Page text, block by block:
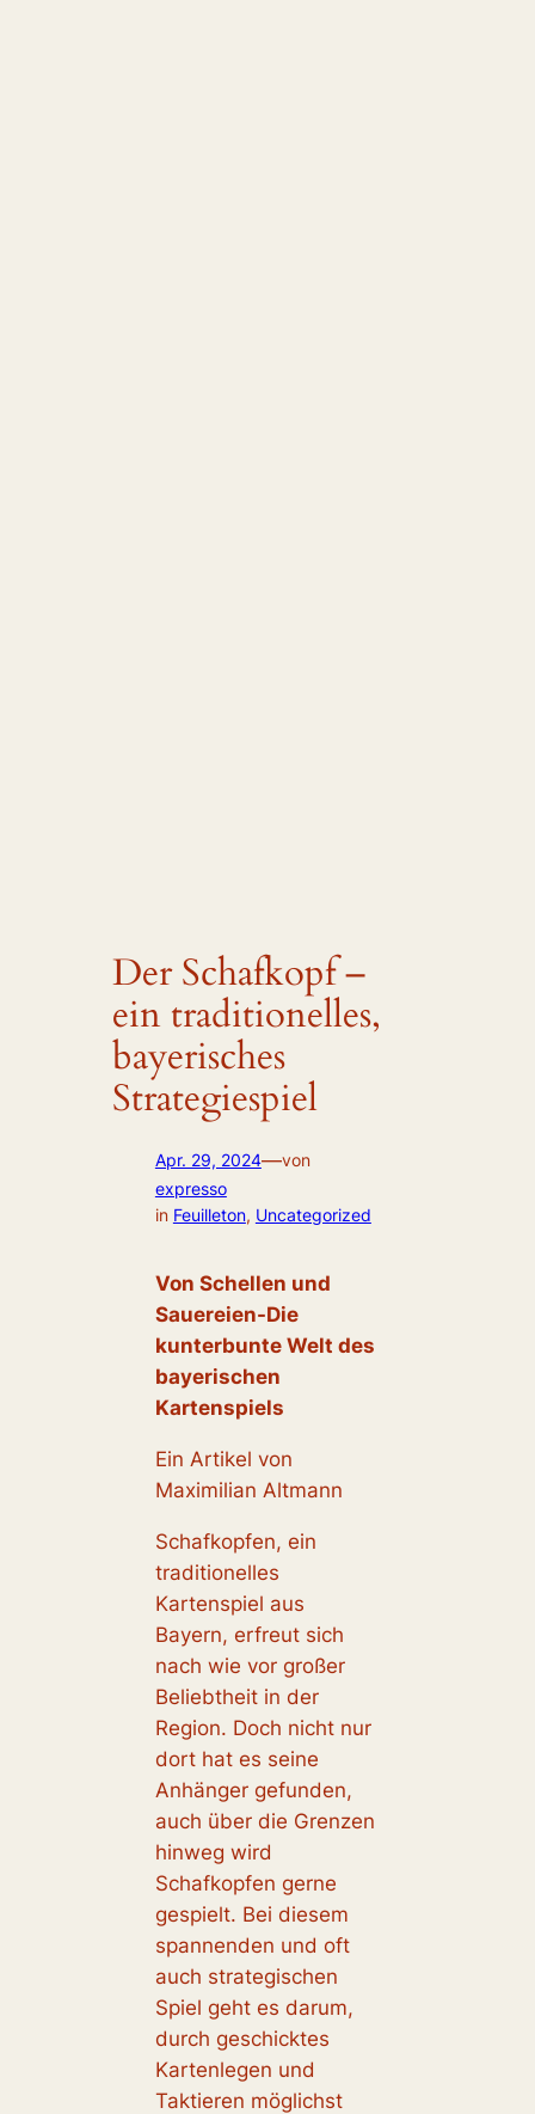
Der Schafkopf –
ein traditionelles,
bayerisches
Strategiespiel
Apr. 29, 2024—von
expresso
in Feuilleton, Uncategorized
Von Schellen und
Sauereien-Die
kunterbunte Welt des
bayerischen
Kartenspiels
Ein Artikel von
Maximilian Altmann
Schafkopfen, ein
traditionelles
Kartenspiel aus
Bayern, erfreut sich
nach wie vor großer
Beliebtheit in der
Region. Doch nicht nur
dort hat es seine
Anhänger gefunden,
auch über die Grenzen
hinweg wird
Schafkopfen gerne
gespielt. Bei diesem
spannenden und oft
auch strategischen
Spiel geht es darum,
durch geschicktes
Kartenlegen und
Taktieren möglichst